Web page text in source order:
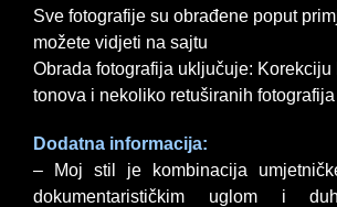
Sve fotografije su obrađene poput
možete vidjeti na sajtu
Obrada fotografija uključuje: Korekciju
tonova i nekoliko retuširanih fotografija
Dodatna informacija:
– Moj stil je kombinacija
dokumentarističkim uglom i